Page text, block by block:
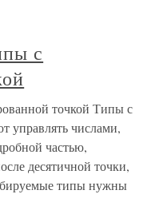
с
точкой Типы с
управлять числами,
частью,
десятичной точки,
типы нужны